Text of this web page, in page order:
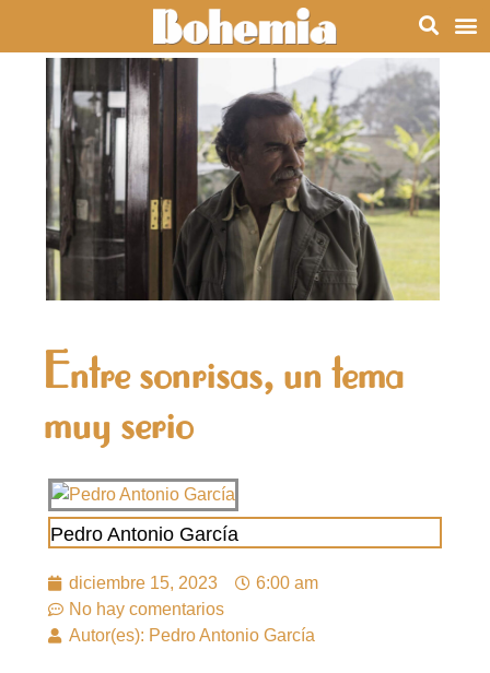
Entre sonrisas, un tema
muy serio
Pedro Antonio García
diciembre 15, 2023
6:00 am
No hay comentarios
Autor(es): Pedro Antonio García